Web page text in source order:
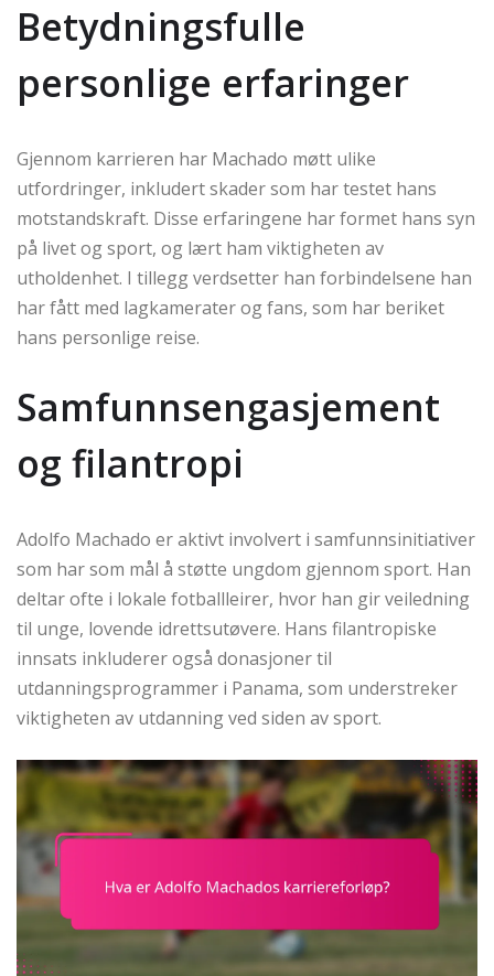
Betydningsfulle
personlige erfaringer
Gjennom karrieren har Machado møtt ulike
utfordringer, inkludert skader som har testet hans
motstandskraft. Disse erfaringene har formet hans syn
på livet og sport, og lært ham viktigheten av
utholdenhet. I tillegg verdsetter han forbindelsene han
har fått med lagkamerater og fans, som har beriket
hans personlige reise.
Samfunnsengasjement
og filantropi
Adolfo Machado er aktivt involvert i samfunnsinitiativer
som har som mål å støtte ungdom gjennom sport. Han
deltar ofte i lokale fotballleirer, hvor han gir veiledning
til unge, lovende idrettsutøvere. Hans filantropiske
innsats inkluderer også donasjoner til
utdanningsprogrammer i Panama, som understreker
viktigheten av utdanning ved siden av sport.